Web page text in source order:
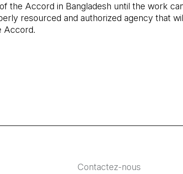
the Accord in Bangladesh until the work
resourced and authorized agency that
Accord.
Contactez-nous